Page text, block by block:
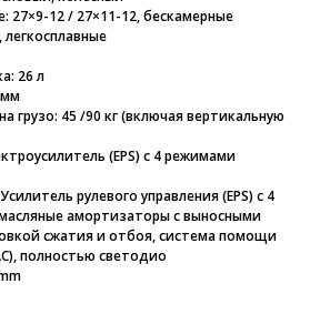
27×9-12 / 27×11-12, бескамерные
легкосплавные
26 л
мм
грузо: 45 /90 кг (включая вертикальную
(EPS) с 4 режимами
рулевого управления (EPS) с 4
амортизаторы с выносными
сжатия и отбоя, система помощи
полностью светодио